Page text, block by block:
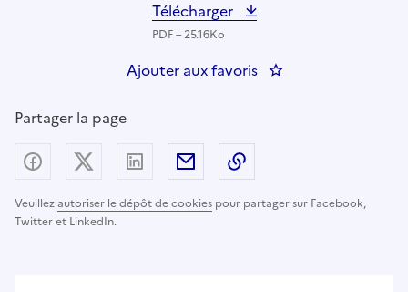
Télécharger
PDF – 25.16Ko
Ajouter aux favoris : INFIRMIER H/F
Partager la page
Veuillezautoriser le dépôt de cookies pour partager sur Facebook,
Twitter et LinkedIn.
Partager sur Facebook
Partager sur X (anciennement Twitter) -
Partager sur LinkedIn
Partager par email